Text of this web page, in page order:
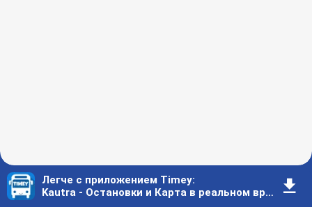
Легче с приложением Timey:
Kautra - Остановки и Карта в реальном времени - Алитус
󰇚